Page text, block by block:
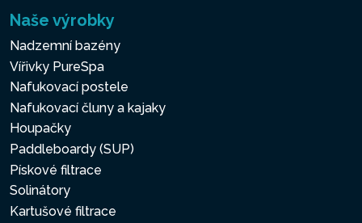
Naše výrobky
Nadzemní bazény
Vířivky PureSpa
Nafukovací postele
Nafukovací čluny a kajaky
Houpačky
Paddleboardy (SUP)
Pískové filtrace
Solinátory
Kartušové filtrace